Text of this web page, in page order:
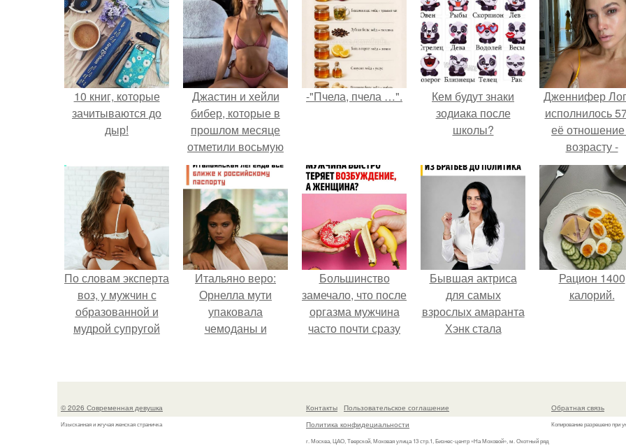
10 книг, которые
зачитываются до
дыр!
Джастин и хейли
бибер, которые в
прошлом месяце
отметили восьмую
годовщину
помолвки, показали
новые фото с
совместного
отдыха.
-"Пчела, пчела …".
Кем будут знаки
зодиака после
школы?
Дженнифер
исполнилось
её отношение
возрасту -
настоящий
манифест
уверенности:
говорите, что
отлично
для 57.
По словам эксперта
воз, у мужчин с
образованной и
мудрой супругой
смерти якобы на
Итальяно веро:
Орнелла мути
упаковала
чемоданы и
красным
Большинство
замечало, что после
оргазма мужчина
часто почти сразу
как женщина может
возбуждение.
Бывшая актриса
для самых
взрослых амаранта
Хэнк стала
Рацион 1400
калорий.
© 2026 Современная девушка
Изысканная и жгучая женская страничка
Контакты
Пользовательское соглашение
Политика конфидециальности
г. Москва, ЦАО, Тверской, Моховая улица 13 стр.1, Бизнес-центр «На Моховой», м. Охотный ряд
Обратная связь
Копирование разрешено при